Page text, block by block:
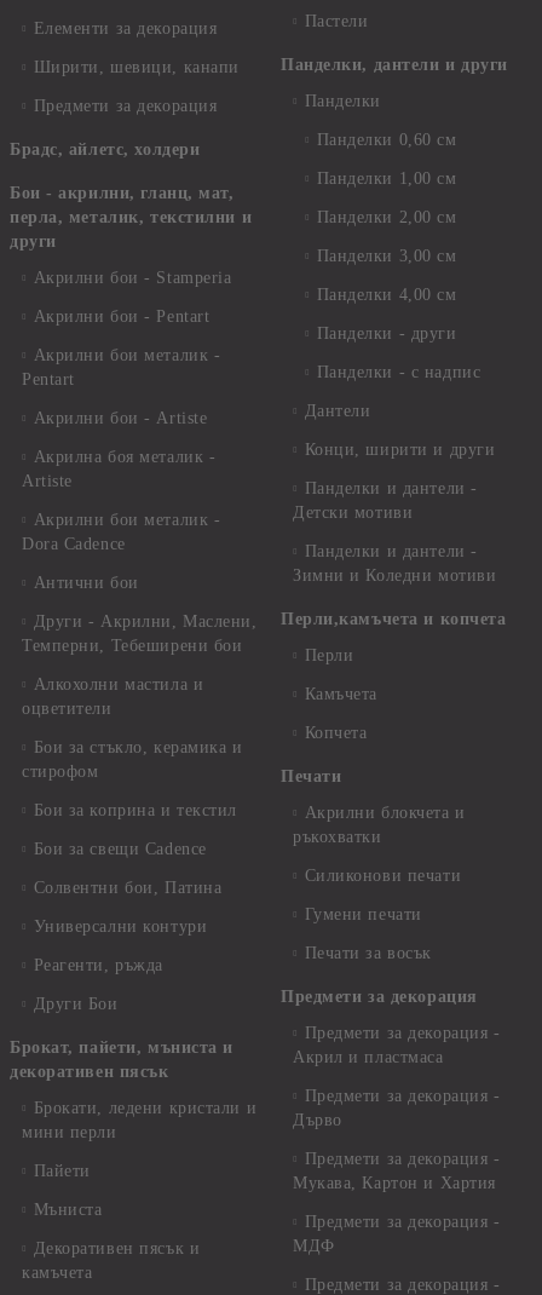
Елементи за декорация
Ширити, шевици, канапи
Предмети за декорация
Брадс, айлетс, холдери
Бои - акрилни, гланц, мат,
перла, металик, текстилни и
други
Акрилни бои - Stamperia
Акрилни бои - Pentart
Акрилни бои металик -
Pentart
Акрилни бои - Artiste
Акрилна боя металик -
Artiste
Акрилни бои металик -
Dora Cadence
Антични бои
Други - Акрилни, Маслени,
Темперни, Тебеширени бои
Алкохолни мастила и
оцветители
Бои за стъкло, керамика и
стирофом
Бои за коприна и текстил
Бои за свещи Cadence
Солвентни бои, Патина
Универсални контури
Реагенти, ръжда
Други Бои
Брокат, пайети, мъниста и
декоративен пясък
Брокати, ледени кристали и
мини перли
Пайети
Мъниста
Декоративен пясък и
камъчета
Пастели
Панделки, дантели и други
Панделки
Панделки 0,60 см
Панделки 1,00 см
Панделки 2,00 см
Панделки 3,00 см
Панделки 4,00 см
Панделки - други
Панделки - с надпис
Дантели
Конци, ширити и други
Панделки и дантели -
Детски мотиви
Панделки и дантели -
Зимни и Коледни мотиви
Перли,камъчета и копчета
Перли
Камъчета
Копчета
Печати
Акрилни блокчета и
ръкохватки
Силиконови печати
Гумени печати
Печати за восък
Предмети за декорация
Предмети за декорация -
Акрил и пластмаса
Предмети за декорация -
Дърво
Предмети за декорация -
Мукава, Картон и Хартия
Предмети за декорация -
МДФ
Предмети за декорация -